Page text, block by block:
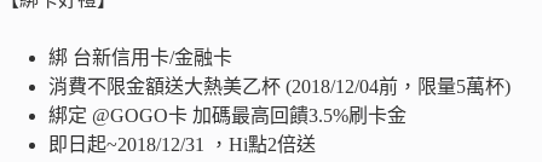
綁 台新信用卡/金融卡
消費不限金額送大熱美乙杯 (2018/12/04前，限量5萬杯)
綁定 @GOGO卡 加碼最高回饋3.5%刷卡金
即日起~2018/12/31 ，Hi點2倍送